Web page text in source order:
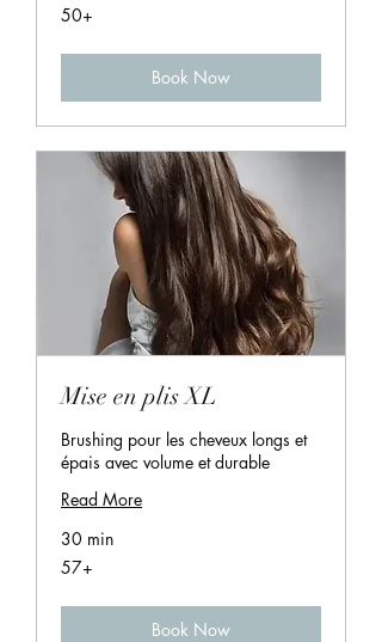
50+
50+
Book Now
Mise en plis XL
Brushing pour les cheveux longs et
épais avec volume et durable
Read More
30 min
57+
57+
Book Now